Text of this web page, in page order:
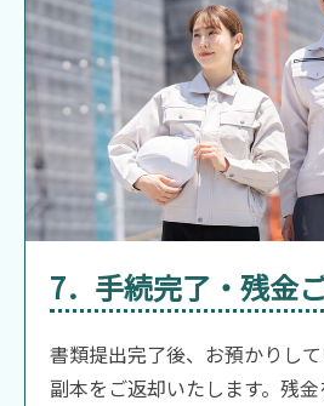
7．手続完了・残金
書類提出完了後、お預かりし
副本をご返却いたします。残